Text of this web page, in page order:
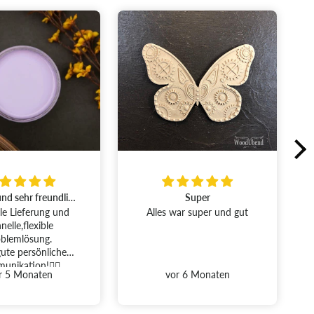
Super
super und gut
6 Monaten
Perfekt gerne wieder
Ich bin sehr zufrieden
vor 7 Monaten